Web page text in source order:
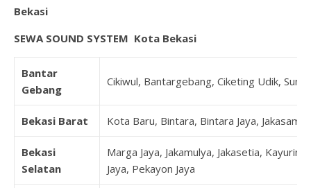
Bekasi
SEWA SOUND SYSTEM Kota Bekasi
Bantar
Gebang
Cikiwul, Bantargebang, Ciketing Udik,
Bekasi Barat Kota Baru, Bintara, Bintara Jaya,
Bekasi
Selatan
Marga Jaya, Jakamulya, Jakasetia,
Jaya, Pekayon Jaya